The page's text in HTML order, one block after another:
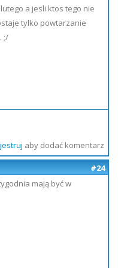
a jesli ktos tego nie
tylko powtarzanie
;/
aby dodać komentarz
#24
mają być w